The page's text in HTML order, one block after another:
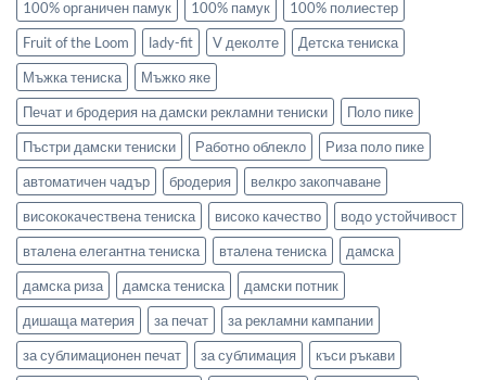
100% органичен памук 100% памук
100% полиестер
Fruit of the Loom
lady-fit V деколте
Детска тениска
Мъжка тениска
Мъжко яке
Печат и бродерия на дамски рекламни тениски
Поло пике
Пъстри дамски тениски
Работно облекло
Риза поло пике
автоматичен чадър
бродерия
велкро закопчаване
висококачествена тениска
високо качество
водо устойчивост
вталена елегантна тениска
вталена тениска
дамска
дамска риза
дамска тениска
дамски потник
дишаща материя
за печат
за рекламни кампании
за сублимационен печат
за сублимация
къси ръкави